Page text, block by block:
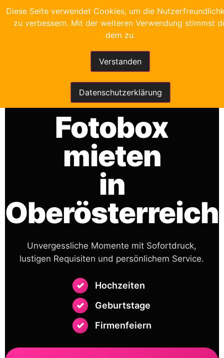
FRANKYS FOTOBOX
Fotobox
mieten
in
Oberösterreich
Unvergessliche Momente mit Sofortdruck,
lustigen Requisiten und persönlichem Service.
Hochzeiten
Geburtstage
Firmenfeiern
Diese Seite verwendet Cookies, um die
zu verbessern. Mit der weiteren Verwendung stimmst
dem zu.
Verstanden
Datenschutzerklärung